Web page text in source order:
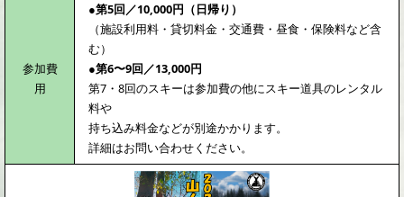
参加費
用
●第5回／10,000円（日帰り）
（施設利用料・貸切料金・交通費・昼食・保険料など含
む）
●第6〜9回／13,000円
第7・8回のスキーは参加費の他にスキー道具のレンタル
料や
持ち込み料金などが別途かかります。
詳細はお問い合わせください。